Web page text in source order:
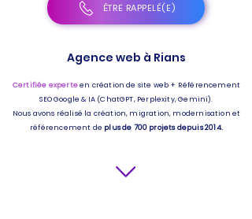
ÊTRE RAPPELÉ(E)
Agence web à Rians
Certifiée experteen création de site web + Référencement
SEO Google & IA (ChatGPT, Perplexity, Gemini).
Nous avons réalisé la création, migration, modernisation et
référencement de plus de 700 projets depuis 2014.